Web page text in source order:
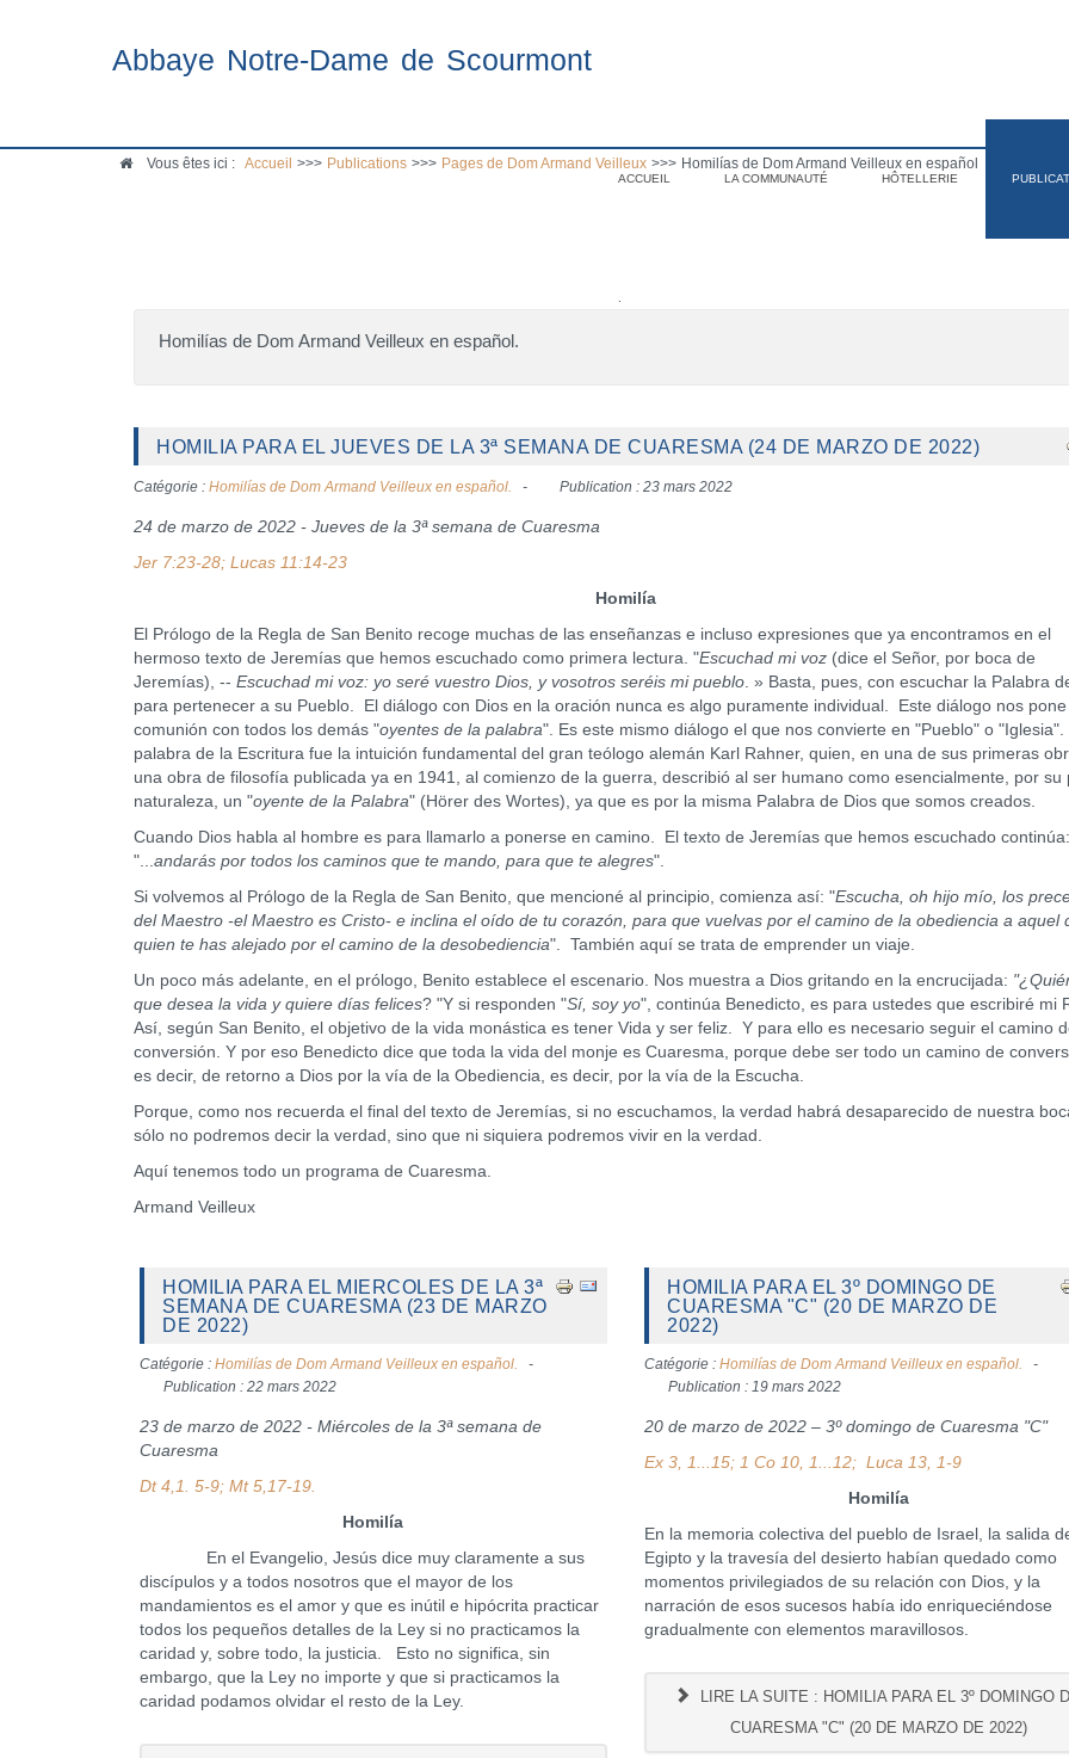
Abbaye Notre-Dame de Scourmont
ACCUEIL LA COMMUNAUTÉ HÔTELLERIE
Vous êtes ici : Accueil >>> Publications >>> Pages de Dom Armand Veilleux >>> Homilías de Dom Armand Veilleux en español
Homilías de Dom Armand Veilleux en español.
HOMILIA PARA EL JUEVES DE LA 3ª SEMANA DE CUARESMA (24 DE MARZO DE 2022)
Catégorie : Homilías de Dom Armand Veilleux en español. Publication : 23 mars 2022
24 de marzo de 2022 - Jueves de la 3ª semana de Cuaresma
Jer 7:23-28; Lucas 11:14-23
Homilía
El Prólogo de la Regla de San Benito recoge muchas de las enseñanzas e incluso expresiones que ya encontramos en el
hermoso texto de Jeremías que hemos escuchado como primera lectura. "Escuchad mi voz (dice el Señor, por boca de
Jeremías), -- Escuchad mi voz: yo seré vuestro Dios, y vosotros seréis mi pueblo. » Basta, pues, con escuchar la Palabra
para pertenecer a su Pueblo. El diálogo con Dios en la oración nunca es algo puramente individual. Este diálogo nos
comunión con todos los demás "oyentes de la palabra". Es este mismo diálogo el que nos convierte en "Pueblo" o "Iglesia".
palabra de la Escritura fue la intuición fundamental del gran teólogo alemán Karl Rahner, quien, en una de sus primeras
una obra de filosofía publicada ya en 1941, al comienzo de la guerra, describió al ser humano como esencialmente, por su
naturaleza, un "oyente de la Palabra" (Hörer des Wortes), ya que es por la misma Palabra de Dios que somos creados.
Cuando Dios habla al hombre es para llamarlo a ponerse en camino. El texto de Jeremías que hemos escuchado continúa:
"...andarás por todos los caminos que te mando, para que te alegres".
Si volvemos al Prólogo de la Regla de San Benito, que mencioné al principio, comienza así: "Escucha, oh hijo mío, los
del Maestro -el Maestro es Cristo- e inclina el oído de tu corazón, para que vuelvas por el camino de la obediencia a aquel
quien te has alejado por el camino de la desobediencia". También aquí se trata de emprender un viaje.
Un poco más adelante, en el prólogo, Benito establece el escenario. Nos muestra a Dios gritando en la encrucijada:
que desea la vida y quiere días felices? "Y si responden "Sí, soy yo", continúa Benedicto, es para ustedes que escribiré mi
Así, según San Benito, el objetivo de la vida monástica es tener Vida y ser feliz. Y para ello es necesario seguir el camino
conversión. Y por eso Benedicto dice que toda la vida del monje es Cuaresma, porque debe ser todo un camino de
es decir, de retorno a Dios por la vía de la Obediencia, es decir, por la vía de la Escucha.
Porque, como nos recuerda el final del texto de Jeremías, si no escuchamos, la verdad habrá desaparecido de nuestra
sólo no podremos decir la verdad, sino que ni siquiera podremos vivir en la verdad.
Aquí tenemos todo un programa de Cuaresma.
Armand Veilleux
HOMILIA PARA EL MIERCOLES DE LA 3ª
SEMANA DE CUARESMA (23 DE MARZO
DE 2022)
Catégorie : Homilías de Dom Armand Veilleux en español.
Publication : 22 mars 2022
23 de marzo de 2022 - Miércoles de la 3ª semana de
Cuaresma
Dt 4,1. 5-9; Mt 5,17-19.
Homilía
En el Evangelio, Jesús dice muy claramente a sus
discípulos y a todos nosotros que el mayor de los
mandamientos es el amor y que es inútil e hipócrita practicar
todos los pequeños detalles de la Ley si no practicamos la
caridad y, sobre todo, la justicia. Esto no significa, sin
embargo, que la Ley no importe y que si practicamos la
caridad podamos olvidar el resto de la Ley.
HOMILIA PARA EL 3º DOMINGO DE
CUARESMA "C" (20 DE MARZO DE
2022)
Catégorie :Homilías de Dom Armand Veilleux en español.
Publication : 19 mars 2022
20 de marzo de 2022 – 3º domingo de Cuaresma "C"
Ex 3, 1...15; 1 Co 10, 1...12; Luca 13, 1-9
Homilía
En la memoria colectiva del pueblo de Israel, la salida
Egipto y la travesía del desierto habían quedado como
momentos privilegiados de su relación con Dios, y la
narración de esos sucesos había ido enriqueciéndose
gradualmente con elementos maravillosos.
LIRE LA SUITE : HOMILIA PARA EL 3º DOMINGO
CUARESMA "C" (20 DE MARZO DE 2022)